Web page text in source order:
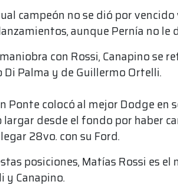
campeón no se dió por
aunque Pernía no le
con Rossi, Canapino se
Di Palma y de Guillermo Ortelli.
Ponte colocó al mejor Dodge en
largar desde el fondo por haber
28vo. con su Ford.
posiciones, Matías Rossi es
y Canapino.